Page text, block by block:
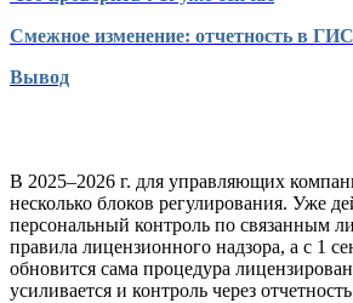
Смежное изменение: отчетность в
Вывод
В 2025–2026 г. для управляющих
несколько блоков регулирования. Уже
персональный контроль по связанным
правила лицензионного надзора, а с 1
обновится сама процедура
усиливается и контроль через